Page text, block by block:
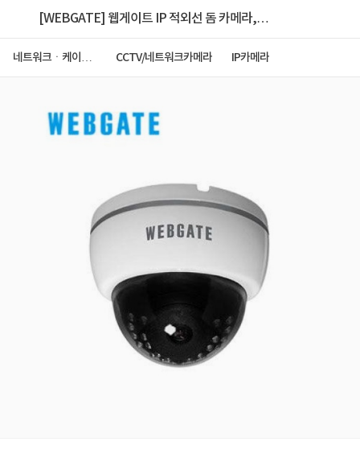
[WEBGATE] 웹게이트 IP 적외선 돔 카메라,
네트워크ㆍ케이블
CCTV/네트워크카메라 IP카메라